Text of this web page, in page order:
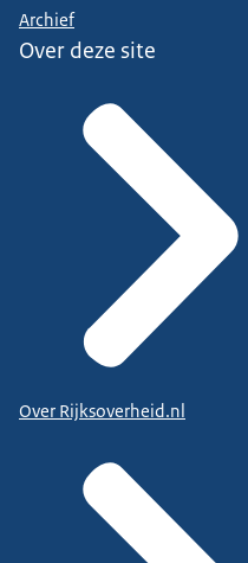
Archief
Over deze site
Over Rijksoverheid.nl